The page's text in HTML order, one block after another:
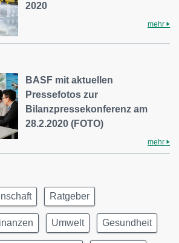
2020
mehr
BASF mit aktuellen
Pressefotos zur
Bilanzpressekonferenz am
28.2.2020 (FOTO)
mehr
Ratgeber
Umwelt Gesundheit